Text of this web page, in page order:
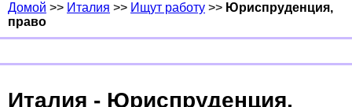
Домой >> Италия >> Ищут работу >> Юриспруденция,
право
Италия - Юриспруденция,